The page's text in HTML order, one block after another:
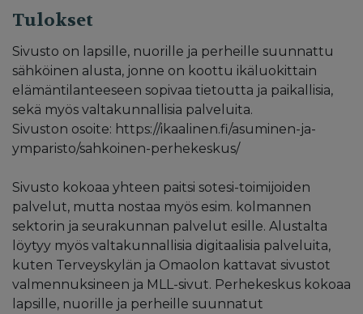
Tulokset
Sivusto on lapsille, nuorille ja perheille suunnattu
sähköinen alusta, jonne on koottu ikäluokittain
elämäntilanteeseen sopivaa tietoutta ja paikallisia,
sekä myös valtakunnallisia palveluita.
Sivuston osoite: https://ikaalinen.fi/asuminen-ja-
ymparisto/sahkoinen-perhekeskus/
Sivusto kokoaa yhteen paitsi sotesi-toimijoiden
palvelut, mutta nostaa myös esim. kolmannen
sektorin ja seurakunnan palvelut esille. Alustalta
löytyy myös valtakunnallisia digitaalisia palveluita,
kuten Terveyskylän ja Omaolon kattavat sivustot
valmennuksineen ja MLL-sivut. Perhekeskus kokoaa
lapsille, nuorille ja perheille suunnatut